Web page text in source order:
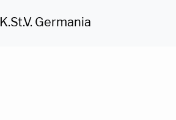
K.St.V. Germania